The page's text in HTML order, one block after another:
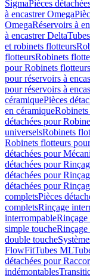
SigmaPièces
à encastrer Omega
OmegaRéservoirs à
à encastrer Delta
et robinets flotteurs
flotteursRobinets
pour Robinets
pour réservoirs à
pour réservoirs à
céramiquePièces
en céramique
détachées pour
universelsRobinets
Robinets flotteurs
détachées pour
détachées pour
détachées pour
détachées pour
completsPièces
completsRinçage
interrompableRinçage
simple toucheRinçage
double touche
FlowFitTubes ML
détachées pour
indémontables